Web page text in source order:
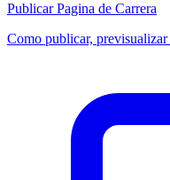
Publicar Pagina de Carrera
Como publicar,